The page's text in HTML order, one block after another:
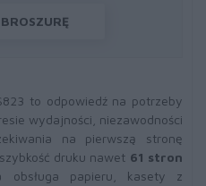
to odpowiedź na potrzeby
wydajności, niezawodności
na pierwszą stronę
szybkość druku nawet 61 stron
obsługa papieru, kasety z